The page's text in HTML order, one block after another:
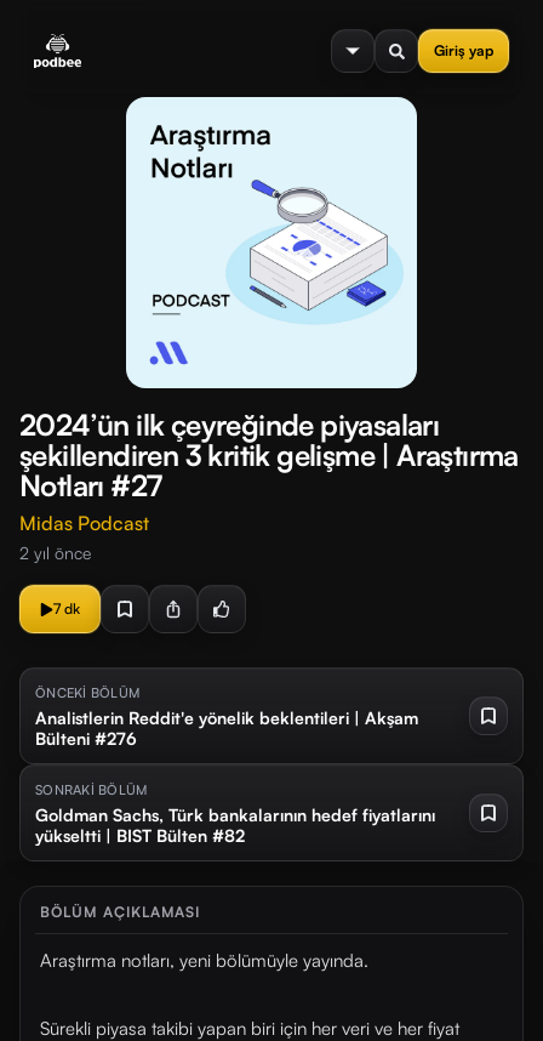
Giriş yap
menu
2024’ün ilk çeyreğinde piyasaları
şekillendiren 3 kritik gelişme | Araştırma
Notları #27
Midas Podcast
2 yıl önce
7 dk
ÖNCEKİ BÖLÜM
Analistlerin Reddit'e yönelik beklentileri | Akşam
Bülteni #276
SONRAKİ BÖLÜM
Goldman Sachs, Türk bankalarının hedef fiyatlarını
yükseltti | BIST Bülten #82
BÖLÜM AÇIKLAMASI
Araştırma notları, yeni bölümüyle yayında.
Sürekli piyasa takibi yapan biri için her veri ve her fiyat